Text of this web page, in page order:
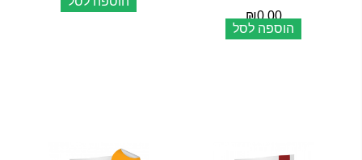
₪0.00
הוספה לסל